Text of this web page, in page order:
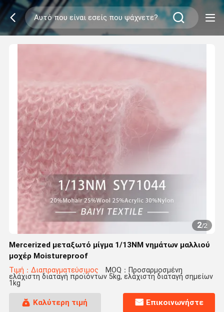
2/2
Mercerized μεταξωτό μίγμα 1/13NM νημάτων μαλλιού
μοχέρ Moistureproof
Τιμή：Διαπραγματεύσιμος MOQ：Προσαρμοσμένη
ελάχιστη διαταγή προϊόντων 5kg, ελάχιστη διαταγή σημείων
1kg
Καλύτερη τιμή Επικοινωνήστε